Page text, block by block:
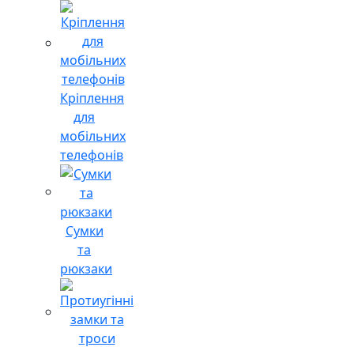
Кріплення
для
мобільних
телефонів
Сумки
та
рюкзаки